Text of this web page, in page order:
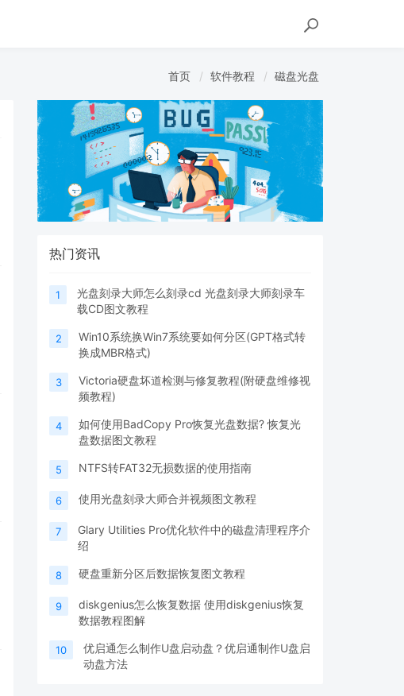
首页 软件教程 磁盘光盘
热门资讯
1
光盘刻录大师怎么刻录cd 光盘刻录大师刻录车
载CD图文教程
2
Win10系统换Win7系统要如何分区(GPT格式转
换成MBR格式)
3
Victoria硬盘坏道检测与修复教程(附硬盘维修视
频教程)
4
如何使用BadCopy Pro恢复光盘数据? 恢复光
盘数据图文教程
5 NTFS转FAT32无损数据的使用指南
6 使用光盘刻录大师合并视频图文教程
7
Glary Utilities Pro优化软件中的磁盘清理程序介
绍
8 硬盘重新分区后数据恢复图文教程
9
diskgenius怎么恢复数据 使用diskgenius恢复
数据教程图解
10
优启通怎么制作U盘启动盘？优启通制作U盘启
动盘方法